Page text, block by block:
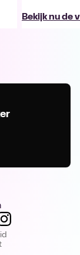
Bekijk nu de